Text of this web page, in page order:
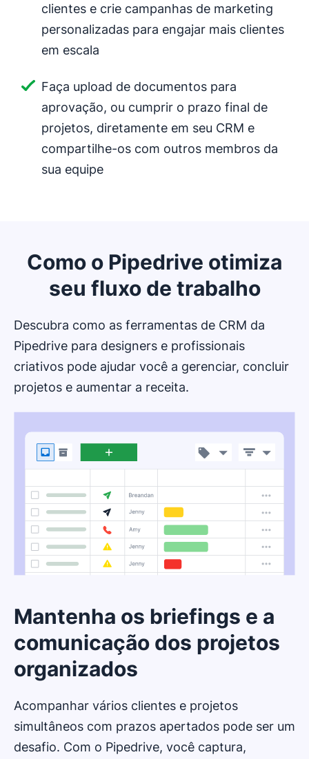
clientes e crie campanhas de marketing
personalizadas para engajar mais clientes
em escala
Faça upload de documentos para
aprovação, ou cumprir o prazo final de
projetos, diretamente em seu CRM e
compartilhe-os com outros membros da
sua equipe
Como o Pipedrive otimiza
seu fluxo de trabalho
Descubra como as ferramentas de CRM da
Pipedrive para designers e profissionais
criativos pode ajudar você a gerenciar, concluir
projetos e aumentar a receita.
Mantenha os briefings e a
comunicação dos projetos
organizados
Acompanhar vários clientes e projetos
simultâneos com prazos apertados pode ser um
desafio. Com o Pipedrive, você captura,